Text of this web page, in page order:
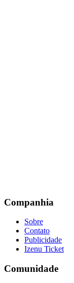
Companhia
Sobre
Contato
Publicidade
Izenu Ticket
Comunidade